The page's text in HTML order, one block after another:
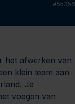
#55356
het afwerken van
klein team aan
Je
voegen van